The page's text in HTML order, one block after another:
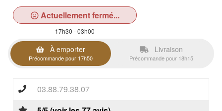
Actuellement fermé...
17h30 - 03h00
À emporter
Précommande pour 17h50
Livraison
Précommande pour 18h15
03.88.79.38.07